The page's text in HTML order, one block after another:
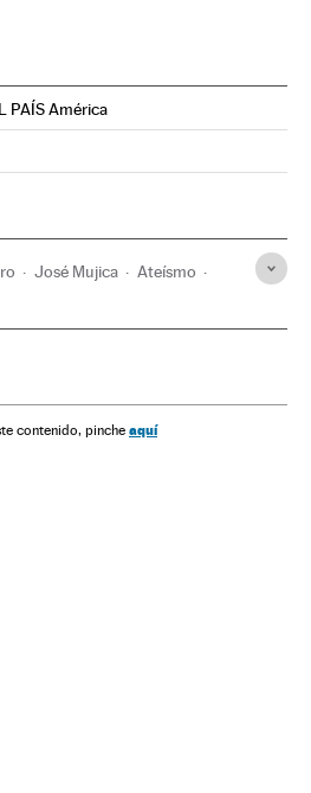
PAÍS América
en Twitter
Brasil en Instagram
País Brasil en Facebook
José Mujica Ateísmo
contenido, pinche aquí